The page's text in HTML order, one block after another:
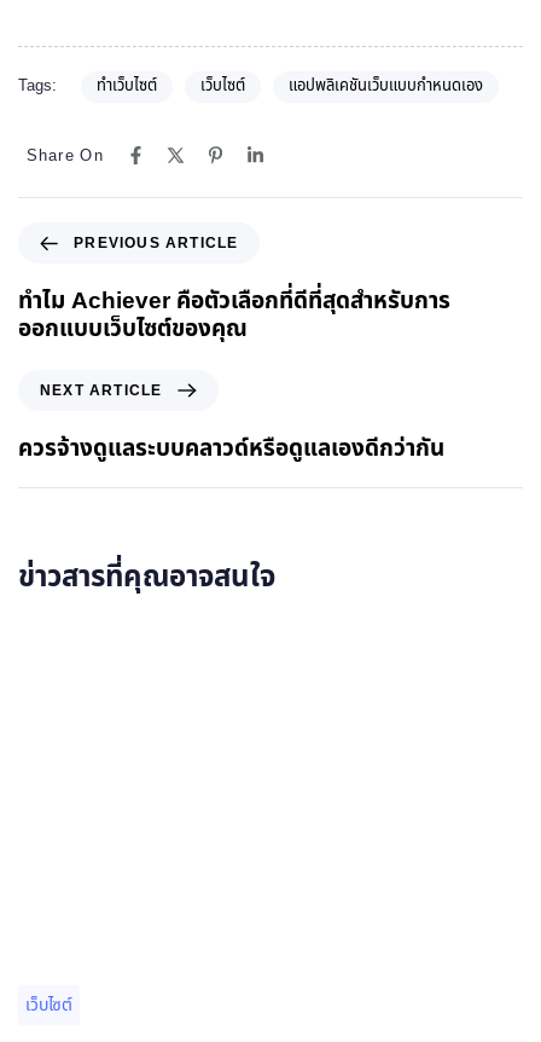
Tags: ทำเว็บไซต์ เว็บไซต์ แอปพลิเคชันเว็บแบบกำหนดเอง
Share On
PREVIOUS ARTICLE
ทำไม Achiever คือตัวเลือกที่ดีที่สุดสำหรับการ
ออกแบบเว็บไซต์ของคุณ
NEXT ARTICLE
ควรจ้างดูแลระบบคลาวด์หรือดูแลเองดีกว่ากัน
ข่าวสารที่คุณอาจสนใจ
เว็บไซต์